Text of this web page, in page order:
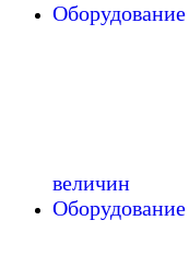
величин